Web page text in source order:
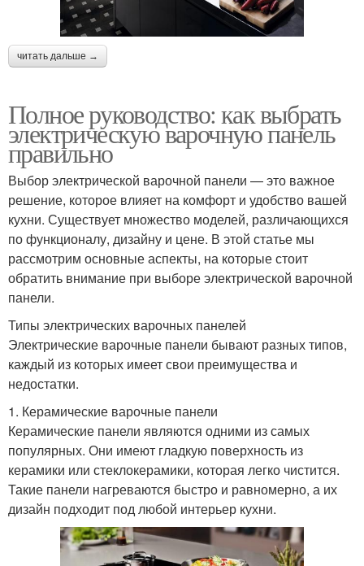
читать дальше →
Полное руководство: как выбрать
электрическую варочную панель
правильно
Выбор электрической варочной панели — это важное
решение, которое влияет на комфорт и удобство вашей
кухни. Существует множество моделей, различающихся
по функционалу, дизайну и цене. В этой статье мы
рассмотрим основные аспекты, на которые стоит
обратить внимание при выборе электрической варочной
панели.
Типы электрических варочных панелей
Электрические варочные панели бывают разных типов,
каждый из которых имеет свои преимущества и
недостатки.
1. Керамические варочные панели
Керамические панели являются одними из самых
популярных. Они имеют гладкую поверхность из
керамики или стеклокерамики, которая легко чистится.
Такие панели нагреваются быстро и равномерно, а их
дизайн подходит под любой интерьер кухни.